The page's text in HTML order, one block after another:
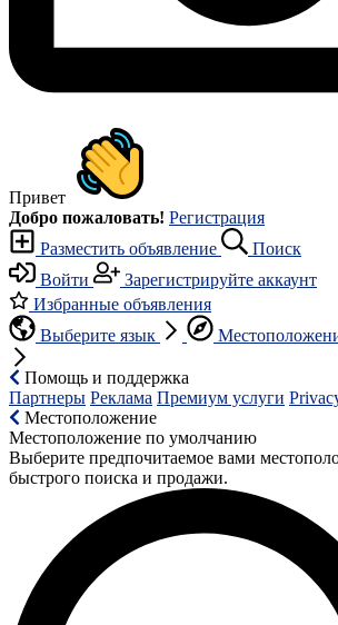
Привет
Добро пожаловать! Регистрация
Разместить объявление
Поиск
Войти
Зарегистрируйте аккаунт
Избранные объявления
Выберите язык
Помощь и поддержка
Партнеры Реклама Премиум услуги
Местоположение
Местоположение по умолчанию
Выберите предпочитаемое вами
быстрого поиска и продажи.